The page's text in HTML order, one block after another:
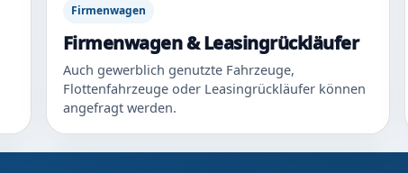
Firmenwagen
Firmenwagen & Leasingrückläufer
Auch gewerblich genutzte Fahrzeuge,
Flottenfahrzeuge oder Leasingrückläufer können
angefragt werden.